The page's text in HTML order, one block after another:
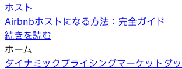
ホスト
Airbnbホストになる方法：完全ガイド
続きを読む
ホーム
ダイナミックプライシングマーケットダ